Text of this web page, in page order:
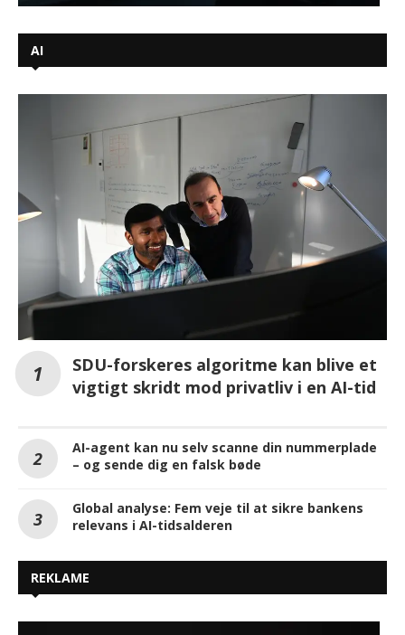
AI
SDU-forskeres algoritme kan blive et
vigtigt skridt mod privatliv i en AI-tid
AI-agent kan nu selv scanne din nummerplade
– og sende dig en falsk bøde
Global analyse: Fem veje til at sikre bankens
relevans i AI-tidsalderen
REKLAME